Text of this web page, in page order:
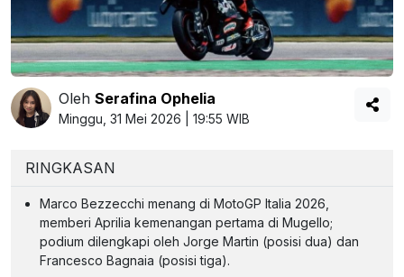
Oleh Serafina Ophelia
Minggu, 31 Mei 2026 | 19:55 WIB
RINGKASAN
Marco Bezzecchi menang di MotoGP Italia 2026,
memberi Aprilia kemenangan pertama di Mugello;
podium dilengkapi oleh Jorge Martin (posisi dua) dan
Francesco Bagnaia (posisi tiga).